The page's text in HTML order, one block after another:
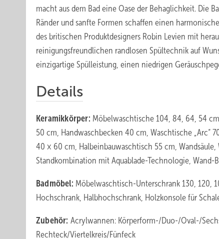
macht aus dem Bad eine Oase der Behaglichkeit. Die
Ränder und sanfte Formen schaffen einen
des britischen Produktdesigners Robin Levien mit
reinigungsfreundlichen randlosen Spültechnik auf
einzigartige Spülleistung, einen niedrigen
Details
Keramikkörper: Möbelwaschtische 104, 84, 64, 54
50 cm, Handwaschbecken 40 cm, Waschtische „Arc“
40 × 60 cm, Halbeinbauwaschtisch 55 cm,
Standkombination mit Aquablade-Technologie, Wand-
Badmöbel: Möbelwaschtisch-Unterschrank 130, 120,
Hochschrank, Halbhochschrank, Holzkonsole für
Zubehör: Acrylwannen: Körperform-/Duo-/Oval-/
Rechteck/Viertelkreis/Fünfeck